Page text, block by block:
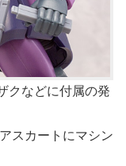
クなどに付属の発
スカートにマシン